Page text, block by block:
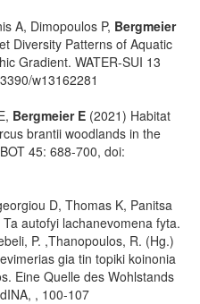
A, Dimopoulos P, Bergmeier
Diversity Patterns of Aquatic
Gradient. WATER-SUI 13
w13162281
Bergmeier E (2021) Habitat
brantii woodlands in the
45: 688-700, doi:
D, Thomas K, Panitsa
autofyi lachanevomena fyta.
P. ,Thanopoulos, R. (Hg.)
gia tin topiki koinonia
Eine Quelle des Wohlstands
, 100-107